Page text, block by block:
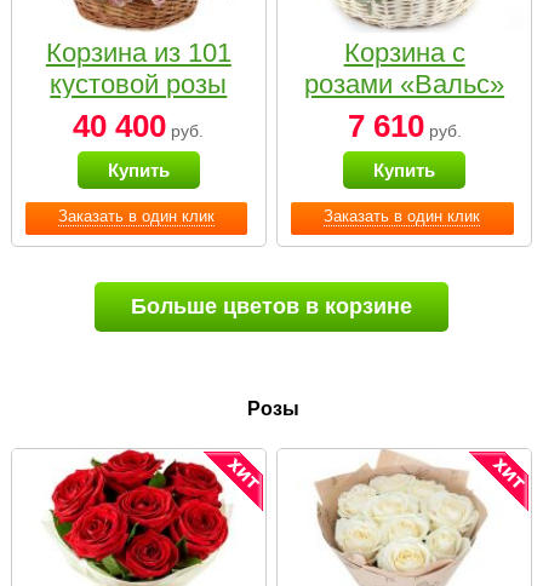
Заказать в один клик
Корзина из 101
кустовой розы
нежных тонов
40 400 руб.
Купить
Заказать в один клик
Корзина с
розами «Вальс»
7 610руб.
Купить
Больше цветов в корзине
Розы